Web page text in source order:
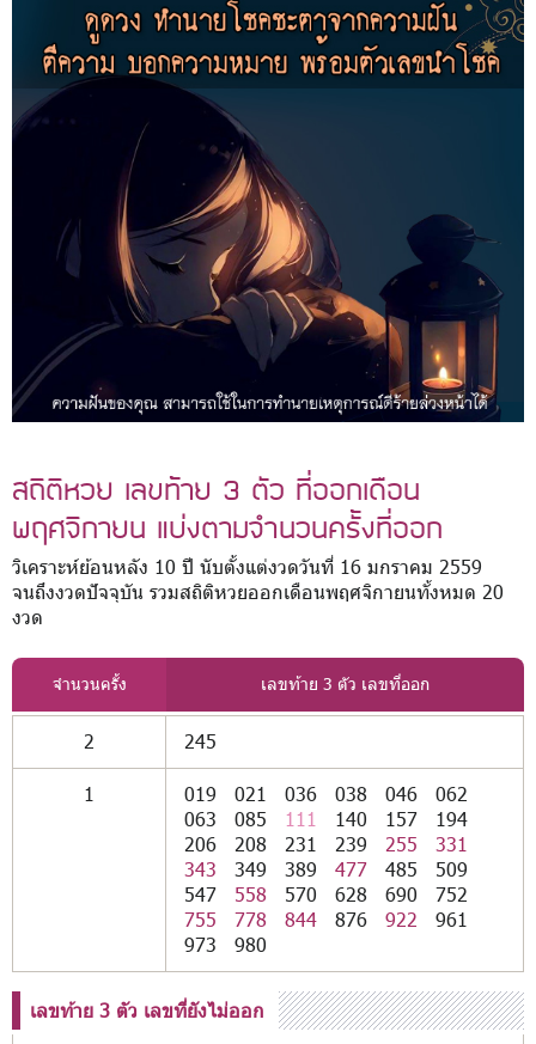
สถิติหวย เลขท้าย 3 ตัว ที่ออกเดือน
พฤศจิกายน แบ่งตามจำนวนครั้งที่ออก
วิเคราะห์ย้อนหลัง 10 ปี นับตั้งแต่งวดวันที่ 16 มกราคม 2559
จนถึงงวดปัจจุบัน รวมสถิติหวยออกเดือนพฤศจิกายนทั้งหมด 20
งวด
จำนวนครั้ง เลขท้าย 3 ตัว เลขที่ออก
2 245
1 019 021 036 038 046
062
063
085 111 140 157
194
206
208 231 239 255
331
343
349 389 477 485
509
547
558 570 628 690
752
755
778 844 876 922
961
973
980
เลขท้าย 3 ตัว เลขที่ยังไม่ออก